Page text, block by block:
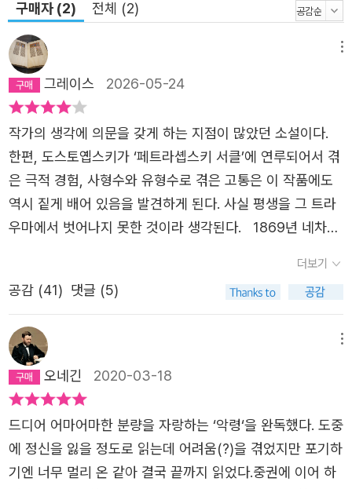
시 스따브로긴과 함께 이 도시에 들어오게 된다. 그리고 그
기 시작하는데……. ■ 스따브로긴과 허무주의자들 이 작품
의 배경이 되는 도시에서 벌어지는 각종 음모와 범죄 사건들
은 당시 러시아를 휩쓴 허무주의 사상이 초래한 광기와 비극
의 축소판이라 할 수 있다. 허무주의자들이란 19세기 중엽
서구의 자연과학과 합리주의에 매료되어 유물론과 무신론을
주창하던 러시아의 청년 집단들을 말한다. 그들은 혁명을 통
해 국가를 전복하여 사회 구조를 변화시키고자 했으며, 이는
때때로 <네차예프 사건>과 같이 기형적이고 파괴적인 양상
세대>인 1840년대의 자유주의자 스쩨빤 베르호벤스끼의
이야기로부터 이 작품의 도입부를 시작함으로써, 1860년대
의 젊은 세대들의 허무주의가 전 세대의 공허한 자유주의에
서 배태되었음을 보여 준다. 처음에 이들을 비판하는 정치
팸플릿으로 기획되었던 『악령』이 대대적인 수정을 거치며
철학적인 색채를 지닌 형이상학적 소설로 의미가 확대되게
된 큰 계기는, 본래 이 작품의 주인공으로 구상되었던 뾰뜨
르 베르호벤스끼가 작가가 새롭게 관심을 쏟게 된 인물인 니
꼴라이 스따브로긴에게 주인공의 자리를 내주게 된 데 있다.
네차예프를 문학적으로 구현한 인물이라 할 수 있는 허무주
구매자 (2) 전체 (2)
그레이스 2026-05-24
작가의 생각에 의문을 갖게 하는 지점이 많았던 소설이다.
한편, 도스토옙스키가 ‘페트라솁스키 서클’에 연루되어서 겪
은 극적 경험, 사형수와 유형수로 겪은 고통은 이 작품에도
역시 짙게 배어 있음을 발견하게 된다. 사실 평생을 그 트라
우마에서 벗어나지 못한 것이라 생각된다. 1869년 네차예
게 되었다. 그는 니힐리스트이며 유럽의 인터내셔널, 바쿠닌
등 무정부주의자들과 교류가 있었고, 모스크바에 비밀결사
모든 사상, 의미, 권위 도덕 등을 철저하게 부정하는 급진주
의자이다. 그들 학생 운동은 폭력을 동반했다. 이들의 폭력
적인 성향은 『백치』에서도 그려진다. 도스토예프스키는
『백치』에서도 그랬지만 이 작품에서도 서구로부터 들어온
사상 뿐 아니라 새로운 세대의 다양한 ‘사상’, ‘주의’에 대해
부정적 입장에서 비판하는 태도를 취한다. 서구의 사상이 혼
더보기
공감 (41) 댓글 (5)
오네긴 2020-03-18
드디어 어마어마한 분량을 자랑하는 ‘악령‘을 완독했다. 도중
에 정신을 잃을 정도로 읽는데 어려움(?)을 겪었지만 포기하
기엔 너무 멀리 온 같아 결국 끝까지 읽었다.중권에 이어 하